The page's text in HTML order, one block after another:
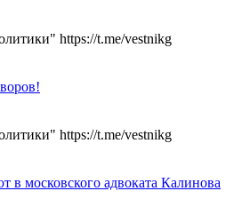
https://t.me/vestnikg
https://t.me/vestnikg
московского адвоката Калинова